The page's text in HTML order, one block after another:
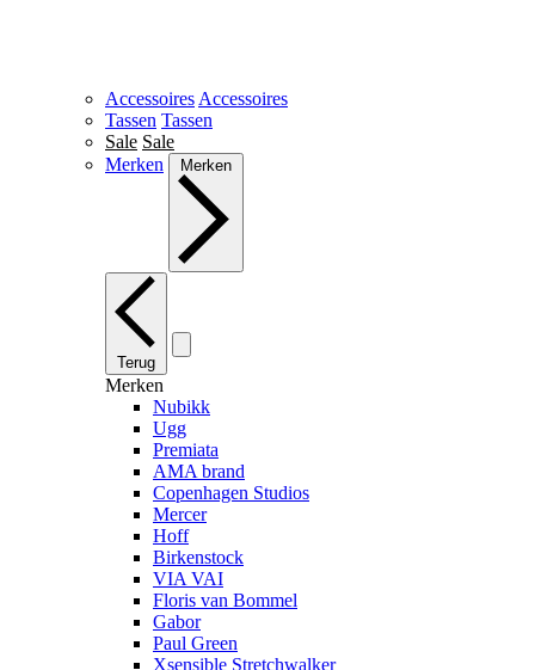
Accessoires Accessoires
Tassen Tassen
Sale Sale
Merken
Merken
Terug
Merken
Nubikk
Ugg
Premiata
AMA brand
Copenhagen Studios
Mercer
Hoff
Birkenstock
VIA VAI
Floris van Bommel
Gabor
Paul Green
Xsensible Stretchwalker